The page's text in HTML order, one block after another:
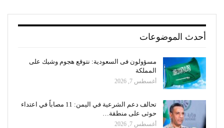
أحدث الموضوعات
مسؤولون فى السعودية: نتوقع هجوم وشيك على
المملكة
أغسطس 7, 2026
تحالف دعم الشرعية في اليمن: 11 مصاباً في اعتداء
حوثى على منطقة…
أغسطس 7, 2026